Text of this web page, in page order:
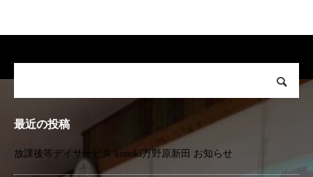
最近の投稿
放課後等デイサービス konoki万野原新田 お知らせ